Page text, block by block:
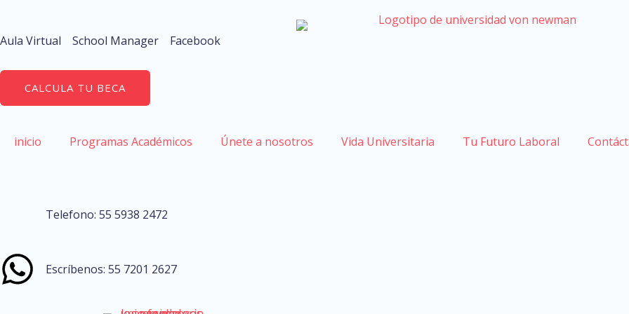
Aula Virtual School Manager Facebook
CALCULA TU BECA
inicio Programas Académicos Únete a nosotros Vida Universitaria Tu Futuro Laboral
Telefono: 55 5938 2472
Escríbenos: 55 7201 2627